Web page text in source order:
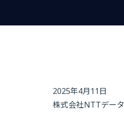
2025年4月11日
株式会社NTTデータ